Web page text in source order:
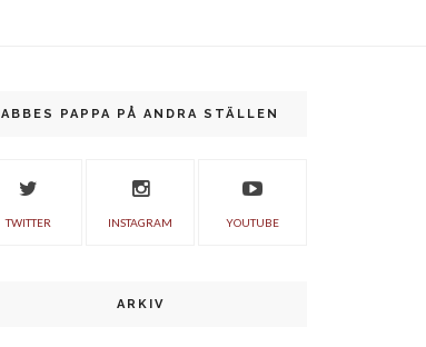
ABBES PAPPA PÅ ANDRA STÄLLEN
TWITTER INSTAGRAM YOUTUBE
ARKIV